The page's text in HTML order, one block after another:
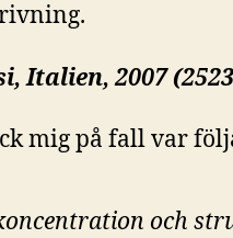
Italien, 2007
mig på fall var
och